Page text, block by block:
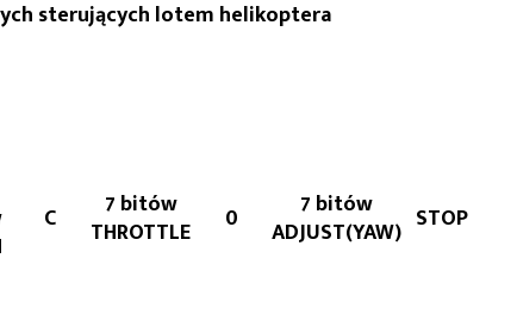
sterujących lotem helikoptera
C
7 bitów
THROTTLE
0
7 bitów
ADJUST(YAW) STOP